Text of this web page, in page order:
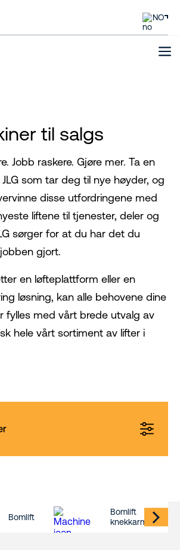
NO
til salgs
Jobb raskere. Gjøre mer. Ta en
som tar deg til nye høyder, og
disse utfordringene med
liftene til tjenester, deler og
sørger for at du har det du
gjort.
en løfteplattform eller en
løsning, kan alle behovene dine
fylles med vårt brede utvalg av
hele vårt sortiment av lifter i
Bomlift
Bomlift
knekkarm